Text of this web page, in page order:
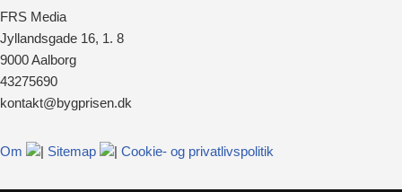
FRS Media
Jyllandsgade 16, 1. 8
9000 Aalborg
43275690
kontakt@bygprisen.dk
Om | Sitemap | Cookie- og privatlivspolitik